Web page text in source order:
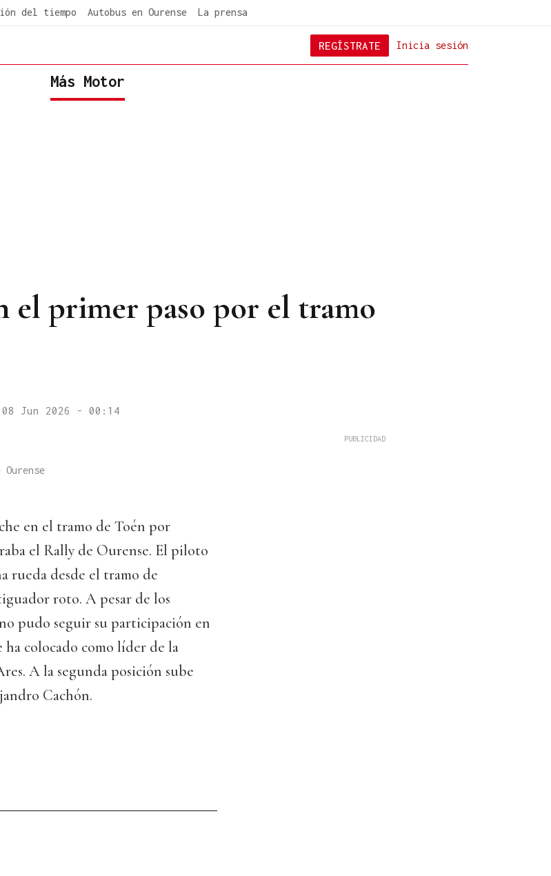
del tiempo Autobus en Ourense La prensa
Inicia sesión
REGÍSTRATE
Más Motor
el primer paso por el tramo
08 Jun 2026 - 00:14
en el tramo de Toén por
el Rally de Ourense. El piloto
rueda desde el tramo de
roto. A pesar de los
pudo seguir su participación en
ha colocado como líder de la
A la segunda posición sube
Cachón.